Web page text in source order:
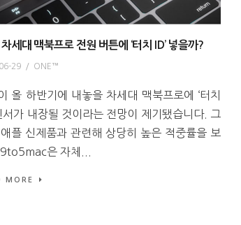
세대 맥북프로 전원 버튼에 ‘터치 ID’ 넣을까?
29 / ONE™
올 하반기에 내놓을 차세대 맥북프로에 ‘터치
서가 내장될 것이라는 전망이 제기됐습니다. 그
플 신제품과 관련해 상당히 높은 적중률을 보
은 자체...
MORE